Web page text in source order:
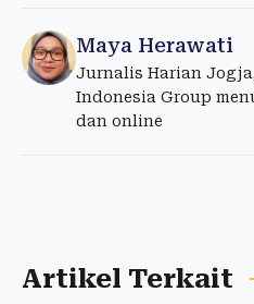
Maya Herawati
Jurnalis Harian
Indonesia Group
dan online
Artikel Terkait